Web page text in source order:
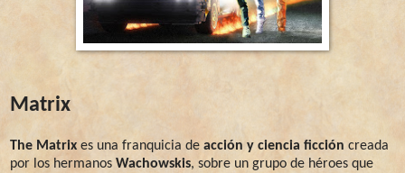
Matrix
The Matrix es una franquicia de acción y ciencia ficción creada
por los hermanos Wachowskis, sobre un grupo de héroes que